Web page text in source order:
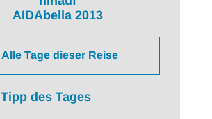
AIDAbella 2013
Alle Tage dieser Reise
Tipp des Tages